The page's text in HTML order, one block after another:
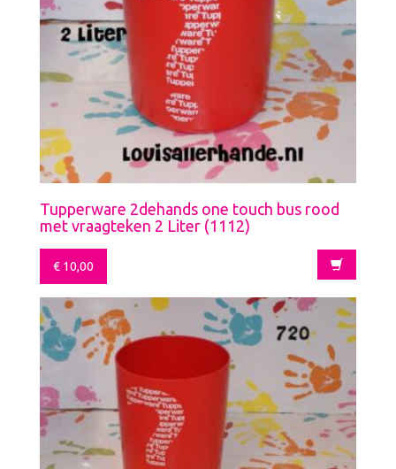
Tupperware 2dehands one touch bus rood
met vraagteken 2 Liter (1112)
€ 10,00